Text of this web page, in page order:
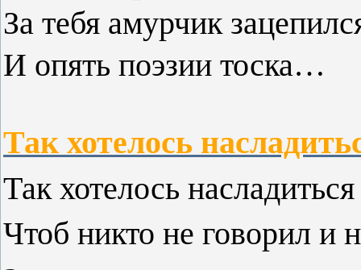
За тебя амурчик
И опять поэзии тоска…
Так хотелось
Так хотелось
Чтоб никто не говорил и